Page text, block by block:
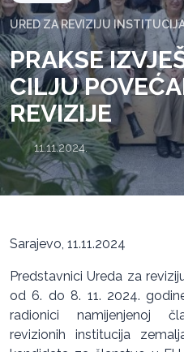
URED ZA REVIZIJU
PRAKSE
CILJU
REVIZIJE
11.11.2024.
Sarajevo, 11.11.2024
Predstavnici Ureda za
od 6. do 8. 11. 2024.
radionici namijenjenoj
revizionih institucija